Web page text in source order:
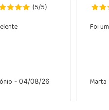
(5/5)
- 04/08/26
Foi
Marta